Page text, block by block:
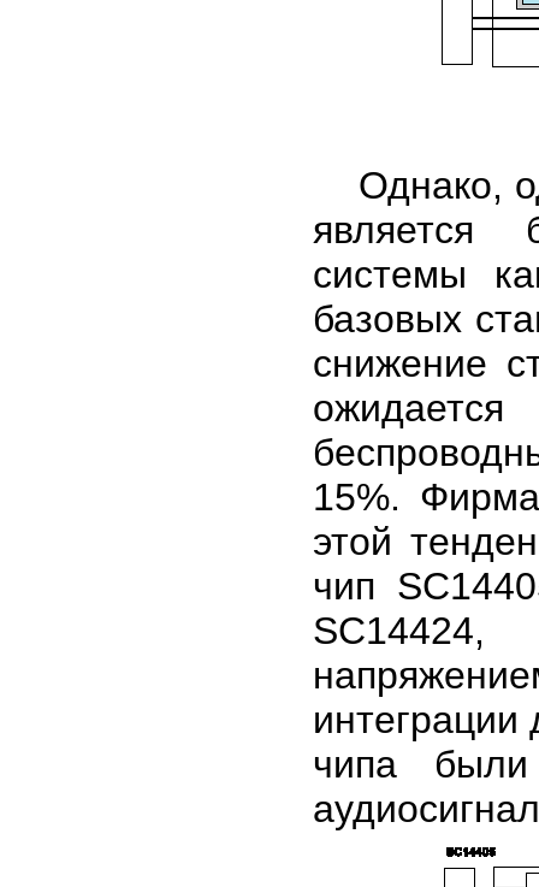
Однако,
является
системы
базовых
снижение
15%.
этой
чип
SC14424,
чипа были